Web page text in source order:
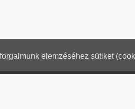
elemzéséhez sütiket